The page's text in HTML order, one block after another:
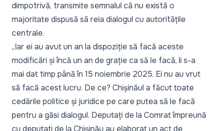
dimpotrivă, transmite semnalul că nu există o
majoritate dispusă să reia dialogul cu autoritățile
centrale.
„Iar ei au avut un an la dispoziție să facă aceste
modificări și încă un an de grație ca să le facă, li s-a
mai dat timp până în 15 noiembrie 2025. Ei nu au vrut
să facă acest lucru. De ce? Chișinăul a făcut toate
cedările politice și juridice pe care putea să le facă
pentru a găsi dialogul. Deputați de la Comrat împreună
cu deputați de la Chișinău au elaborat un act de